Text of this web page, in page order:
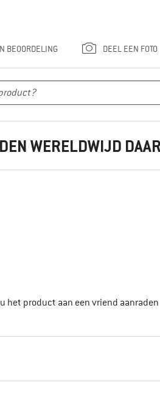
BEOORDELING DEEL EEN FOTO
WERELDWIJD
het product aan een vriend aanraden